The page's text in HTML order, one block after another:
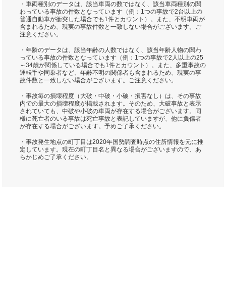
・車両種別のデータは、該当車両の数ではなく、該当車両種別の関
わっている事故の件数となっています（例：1つの事故で2台以上の
普通自動車が衝突した場合でも1件とカウント）。また、不明車両が
含まれるため、現実の事故件数と一致しない場合がございます。ご
注意ください。
・年齢のデータは、該当年齢の人数ではなく、該当年齢人物の関わ
っている事故の件数となっています（例：1つの事故で2人以上の25
～34歳が関係している場合でも1件とカウント）。また、多重事故の
運転手や同乗者など、年齢不明の関係者も含まれるため、現実の事
故件数と一致しない場合がございます。ご注意ください。
・事故毎の損壊程度（大破・中破・小破・損害なし）は、その事故
内での最大の損壊程度が掲載されます。そのため、大破事故と表示
されていても、中破や小破の車両が存在する場合がございます。同
様に死亡者のいる事故は死亡事故と表記していますが、他に負傷者
が存在する場合がございます。予めご了承ください。
・事故発生地点の町丁目は2020年国勢調査時点の住所情報を元に推
定しています。現在の町丁目名と異なる場合がございますので、あ
らかじめご了承ください。